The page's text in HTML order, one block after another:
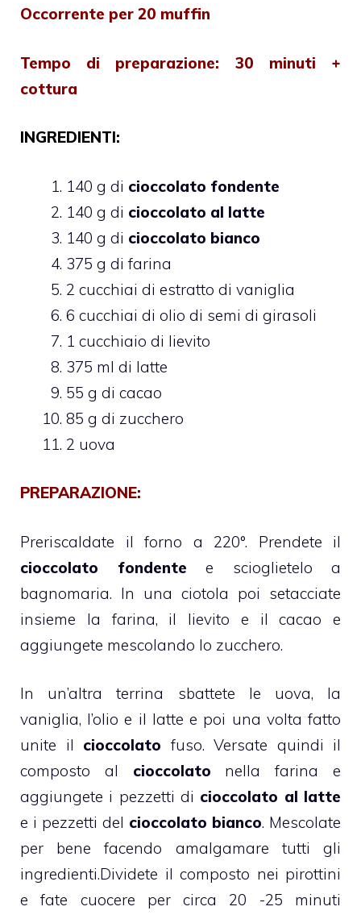
Occorrente per 20 muffin
Tempo di preparazione: 30 minuti +
cottura
INGREDIENTI:
140 g di cioccolato fondente
140 g di cioccolato al latte
140 g di cioccolato bianco
375 g di farina
2 cucchiai di estratto di vaniglia
6 cucchiai di olio di semi di girasoli
1 cucchiaio di lievito
375 ml di latte
55 g di cacao
85 g di zucchero
2 uova
PREPARAZIONE:
Preriscaldate il forno a 220°. Prendete il
cioccolato fondente e scioglietelo a
bagnomaria. In una ciotola poi setacciate
insieme la farina, il lievito e il cacao e
aggiungete mescolando lo zucchero.
In un’altra terrina sbattete le uova, la
vaniglia, l’olio e il latte e poi una volta fatto
unite il cioccolato fuso. Versate quindi il
composto al cioccolato nella farina e
aggiungete i pezzetti di cioccolato al latte
e i pezzetti del cioccolato bianco. Mescolate
per bene facendo amalgamare tutti gli
ingredienti.Dividete il composto nei pirottini
e fate cuocere per circa 20 -25 minuti